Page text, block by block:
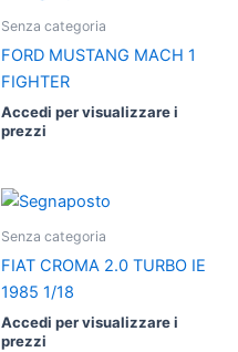
Senza categoria
FORD MUSTANG MACH 1
FIGHTER
Accedi per visualizzare i
prezzi
Senza categoria
FIAT CROMA 2.0 TURBO IE
1985 1/18
Accedi per visualizzare i
prezzi